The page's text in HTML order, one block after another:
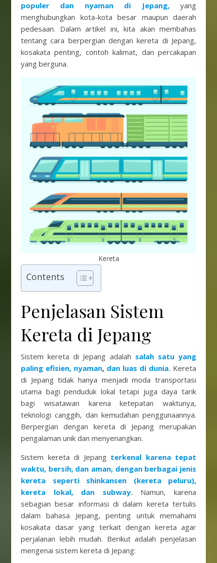
populer dan nyaman di Jepang,yang
menghubungkan kota-kota besar maupun daerah
pedesaan. Dalam artikel ini, kita akan membahas
tentang cara berpergian dengan kereta di Jepang,
kosakata penting, contoh kalimat, dan percakapan
yang berguna.
Kereta
Contents
Penjelasan Sistem
Kereta di Jepang
Sistem kereta di Jepang adalah salah satu yang
paling efisien, nyaman, dan luas di dunia. Kereta
di Jepang tidak hanya menjadi moda transportasi
utama bagi penduduk lokal tetapi juga daya tarik
bagi wisatawan karena ketepatan waktunya,
teknologi canggih, dan kemudahan penggunaannya.
Berpergian dengan kereta di Jepang merupakan
pengalaman unik dan menyenangkan.
Sistem kereta di Jepang terkenal karena tepat
waktu, bersih, dan aman, dengan berbagai jenis
kereta seperti shinkansen (kereta peluru),
kereta lokal, dan subway.Namun, karena
sebagian besar informasi di dalam kereta tertulis
dalam bahasa Jepang, penting untuk memahami
kosakata dasar yang terkait dengan kereta agar
perjalanan lebih mudah. Berikut adalah penjelasan
mengenai sistem kereta di Jepang: